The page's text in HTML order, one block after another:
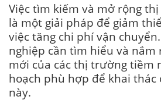
Việc tìm kiếm và mở rộng
là một giải pháp để giảm
việc tăng chi phí vận
nghiệp cần tìm hiểu và nắm
mới của các thị trường tiềm
hoạch phù hợp để khai
này.